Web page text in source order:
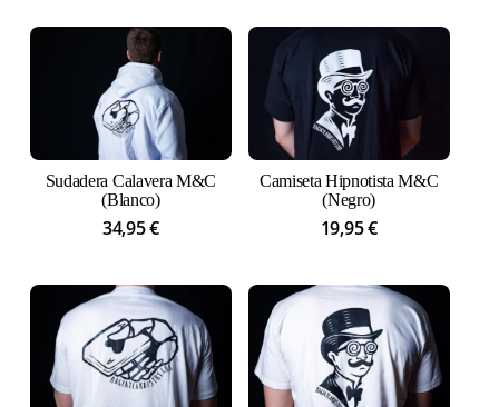
era:
10 €.
Sudadera Calavera M&C
(Blanco)
34,95€
Camiseta Hipnotista M&C
(Negro)
19,95€